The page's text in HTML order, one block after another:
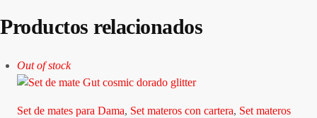
Productos relacionados
Out of stock
Set de mates para Dama, Set materos con cartera, Set materos